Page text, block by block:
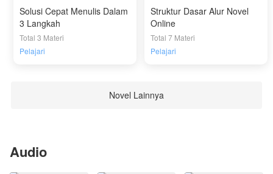
Solusi Cepat Menulis Dalam
3 Langkah
Total 3 Materi
Pelajari
Struktur Dasar Alur Novel
Online
Total 7 Materi
Pelajari
Novel Lainnya
Audio